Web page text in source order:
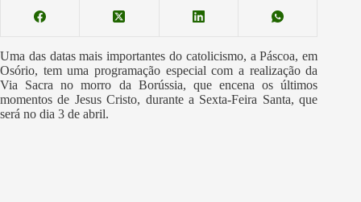
Uma das datas mais importantes do catolicismo, a Páscoa, em
Osório, tem uma programação especial com a realização da
Via Sacra no morro da Borússia, que encena os últimos
momentos de Jesus Cristo, durante a Sexta-Feira Santa, que
será no dia 3 de abril.